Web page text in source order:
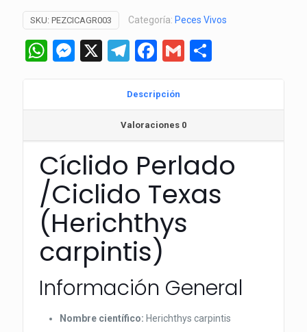
SKU: PEZCICAGR003 Categoría: Peces Vivos
WhatsApp
Messenger
X Telegram
Facebook
Gmail
Descripción
Valoraciones 0
Cíclido Perlado
/Ciclido Texas
(Herichthys
carpintis)
Información General
Nombre científico: Herichthys carpintis